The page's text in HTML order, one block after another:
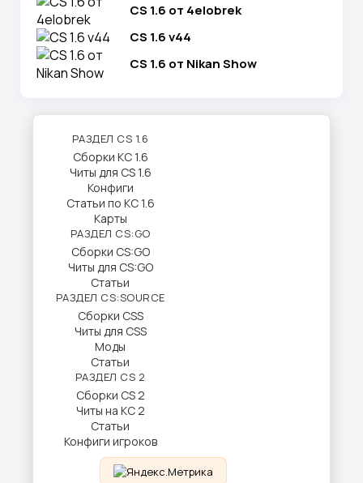
CS 1.6 от 4elobrek
CS 1.6 v44
CS 1.6 от Nikan Show
РАЗДЕЛ CS 1.6
Сборки КС 1.6
Читы для CS 1.6
Конфиги
Статьи по КС 1.6
Карты
РАЗДЕЛ CS:GO
Сборки CS:GO
Читы для CS:GO
Статьи
РАЗДЕЛ CS:SOURCE
Сборки CSS
Читы для CSS
Моды
Статьи
РАЗДЕЛ CS 2
Сборки CS 2
Читы на КС 2
Статьи
Конфиги игроков